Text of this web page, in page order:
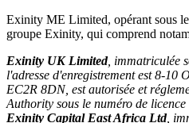
Exinity ME Limited, opérant sous
groupe Exinity, qui comprend
Exinity UK Limited, immatriculée
l'adresse d'enregistrement est 8-10
EC2R 8DN, est autorisée et
Authority sous le numéro de licence
Exinity Capital East Africa Ltd,